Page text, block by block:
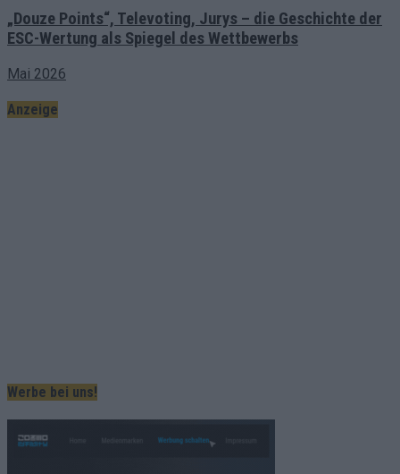
„Douze Points“, Televoting, Jurys – die Geschichte der
ESC-Wertung als Spiegel des Wettbewerbs
Mai 2026
Anzeige
Werbe bei uns!